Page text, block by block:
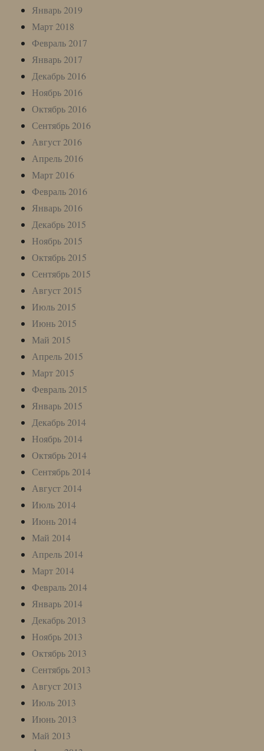
Январь 2019
Март 2018
Февраль 2017
Январь 2017
Декабрь 2016
Ноябрь 2016
Октябрь 2016
Сентябрь 2016
Август 2016
Апрель 2016
Март 2016
Февраль 2016
Январь 2016
Декабрь 2015
Ноябрь 2015
Октябрь 2015
Сентябрь 2015
Август 2015
Июль 2015
Июнь 2015
Май 2015
Апрель 2015
Март 2015
Февраль 2015
Январь 2015
Декабрь 2014
Ноябрь 2014
Октябрь 2014
Сентябрь 2014
Август 2014
Июль 2014
Июнь 2014
Май 2014
Апрель 2014
Март 2014
Февраль 2014
Январь 2014
Декабрь 2013
Ноябрь 2013
Октябрь 2013
Сентябрь 2013
Август 2013
Июль 2013
Июнь 2013
Май 2013